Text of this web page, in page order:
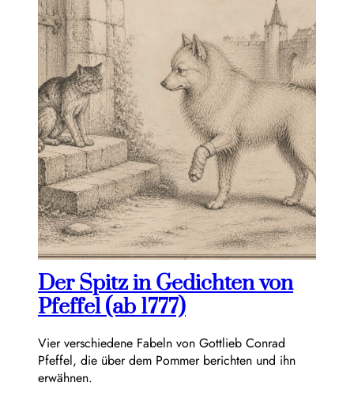
Der Spitz in Gedichten von
Pfeffel (ab 1777)
Vier verschiedene Fabeln von Gottlieb Conrad
Pfeffel, die über dem Pommer berichten und ihn
erwähnen.